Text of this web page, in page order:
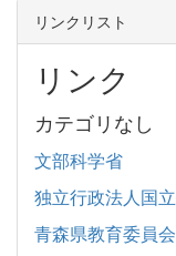
リンクリスト
リンク
カテゴリなし
文部科学省
独立行政法人国
青森県教育委員会